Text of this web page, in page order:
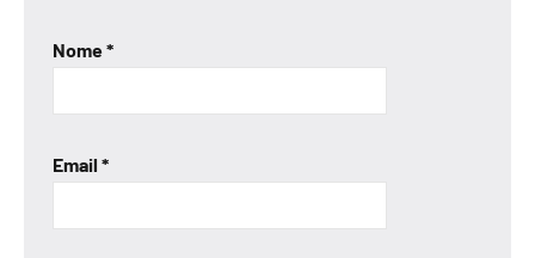
Nome*
Email *